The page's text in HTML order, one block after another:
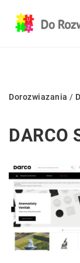
Dorozwiazania /
DARCO